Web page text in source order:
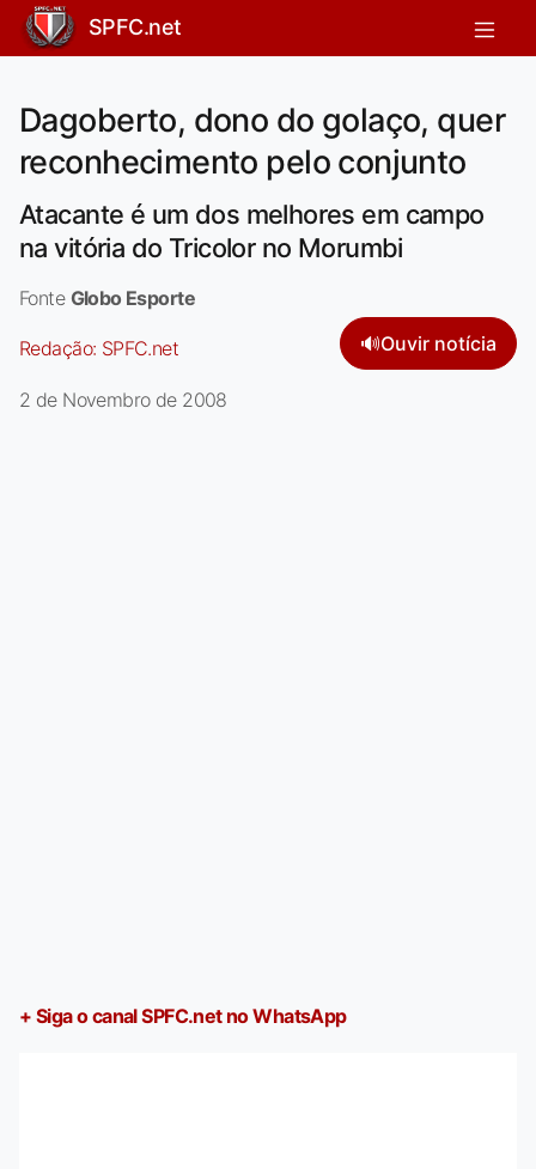
SPFC.net
Dagoberto, dono do golaço, quer
reconhecimento pelo conjunto
Atacante é um dos melhores em campo
na vitória do Tricolor no Morumbi
Fonte Globo Esporte
Redação: SPFC.net 🔊Ouvir notícia
2 de Novembro de 2008
+ Siga o canal SPFC.net no WhatsApp